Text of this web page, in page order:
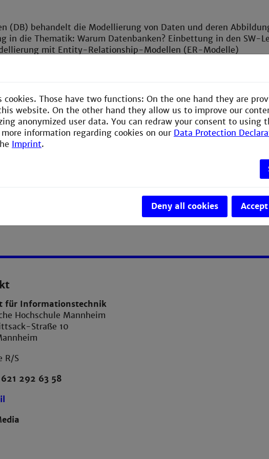
(DB) behandelt die Modellierung von Daten und deren
in die Thematik: Warum Datenbanken? Einbettung in den SW-
mit Entity-Relationship-Modellen (ER-Modelle)
Tabellen aus ER-Modellen
erzeugen
und komplexe Anfragen
Rechte, Views
und Trigger
von Datenbanken in Programmiersprachen (z.B. JDBC)
für Informationstechnik
Hochschule Mannheim
Straße 10
R/S
292 63 58
cookies. Those have two functions: On the one hand they are
website. On the other hand they allow us to improve our
anonymized user data. You can redraw your consent to using
information regarding cookies on our Data Protection
Imprint.
Deny all cookies